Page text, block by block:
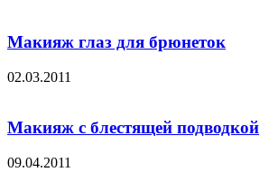
Макияж глаз для брюнеток
02.03.2011
Макияж с блестящей подводкой
09.04.2011